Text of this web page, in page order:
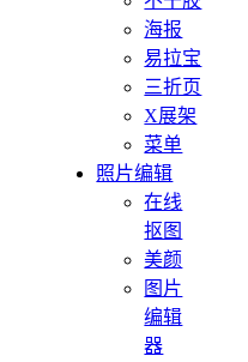
海报
易拉宝
三折页
X展架
菜单
照片编辑
在线
抠图
美颜
图片
编辑
器